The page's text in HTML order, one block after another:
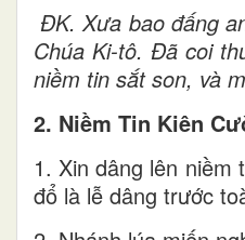
ĐK. Xưa bao đấng
Chúa Ki-tô. Đã coi
niềm tin sắt son, và
2. Niềm Tin Kiên
1. Xin dâng lên
đổ là lễ dâng trước